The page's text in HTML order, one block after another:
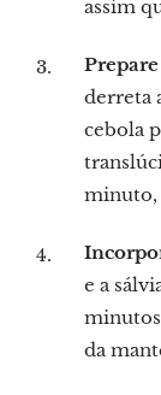
assim
derreta
cebola
minuto,
e a
da